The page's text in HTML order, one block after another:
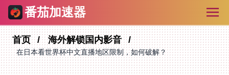
番茄加速器
首页 海外解锁国内影音
在日本看世界杯中文直播地区限制，如何破解？